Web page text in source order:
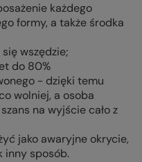
każdego
formy, a także środka
wszędzie;
do 80%
- dzięki temu
wolniej, a osoba
na wyjście cało z
jako awaryjne okrycie,
inny sposób.